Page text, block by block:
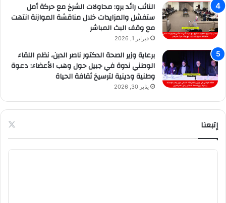
النائب رائد برو: محاولات الشرخ مع حركة أمل
ستفشل والمزايدات خلال مناقشة الموازنة انتهت
مع وقف البث المباشر
فبراير 1, 2026
برعاية وزير الصحة الدكتور ناصر الدين، نظم اللقاء
الوطني ندوة في جبيل حول وهب الأعضاء: دعوة
وطنية ودينية لترسيخ ثقافة الحياة
يناير 30, 2026
إتبعنا